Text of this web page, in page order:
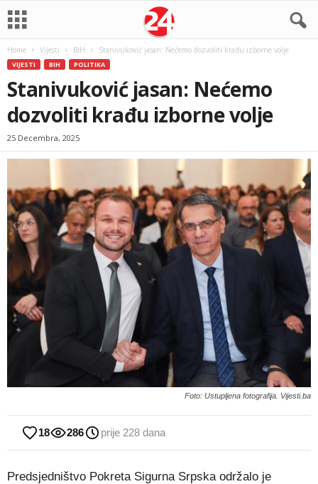
Home Vijesti BiH Stanivuković jasan: Nećemo dozvoliti krađu izborne volje
VIJESTI BIH POLITIKA
Stanivuković jasan: Nećemo
dozvoliti krađu izborne volje
25 Decembra, 2025
Foto: Ustupljena fotografija. Vijesti.ba
18 286 prije 228 dana
Predsjedništvo Pokreta Sigurna Srpska održalo je